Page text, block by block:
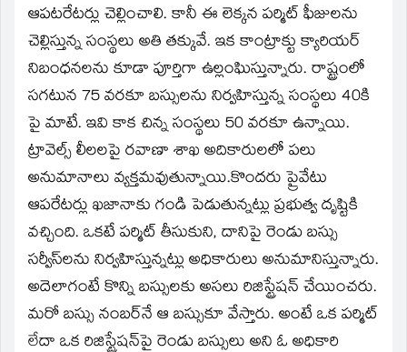
ఆపటరేటర్లు చెల్లించాలి. కానీ ఈ లెక్కన పర్మిట్‌ ఫీజులను
చెల్లిస్తున్న సంస్థలు అతి తక్కువే. ఇక కాంట్రాక్టు క్యారియర్‌
నిబంధనలను కూడా పూర్తిగా ఉల్లంఘిస్తున్నారు. రాష్ట్రంలో
సగటున 75 వరకూ బస్సులను నిర్వహిస్తున్న సంస్థలు 40కి
పై మాటే. ఇవి కాక చిన్న సంస్థలు 50 వరకూ ఉన్నాయి.
ట్రావెల్స్‌ లీలలపై రవాణా శాఖ అదికారులలో పలు
అనుమానాలు వ్యక్తమవుతున్నాయి.కొందరు ప్రైవేటు
ఆపరేటర్లు ఖజానాకు గండి పెడుతున్నట్లు ప్రభుత్వ దృష్టికి
వచ్చింది. ఒకటే పర్మిట్‌ తీసుకుని, దానిపై రెండు బస్సు
సర్వీస్‌లను నిర్వహిస్తున్నట్లు అధికారులు అనుమానిస్తున్నారు.
అదెలాగంటే కొన్ని బస్సులకు అసలు రిజిస్ట్రేషన్‌ చేయించరు.
మరో బస్సు నంబర్‌నే ఆ బస్సుకూ వేస్తారు. అంటే ఒక పర్మిట్‌
లేదా ఒక రిజిస్ట్రేషన్‌పై రెండు బస్సులు అని ఓ అధికారి